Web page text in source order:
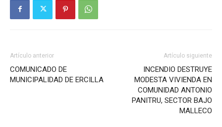
Artículo anterior
COMUNICADO DE
MUNICIPALIDAD DE ERCILLA
Artículo siguiente
INCENDIO DESTRUYE
MODESTA VIVIENDA EN
COMUNIDAD ANTONIO
PANITRU, SECTOR BAJO
MALLECO